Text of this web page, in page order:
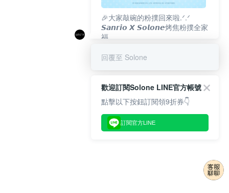
🎉大家敲碗的粉撲回來啦.ᐟ‪‪.ᐟ
𝙎𝙖𝙣𝙧𝙞𝙤 𝙓 𝙎𝙤𝙡𝙤𝙣𝙚烤焦粉撲全家
福
回覆至 Solone
歡迎訂閱Solone LINE官方帳號
點擊以下按鈕訂閱領9折券👇
訂閱官方LINE